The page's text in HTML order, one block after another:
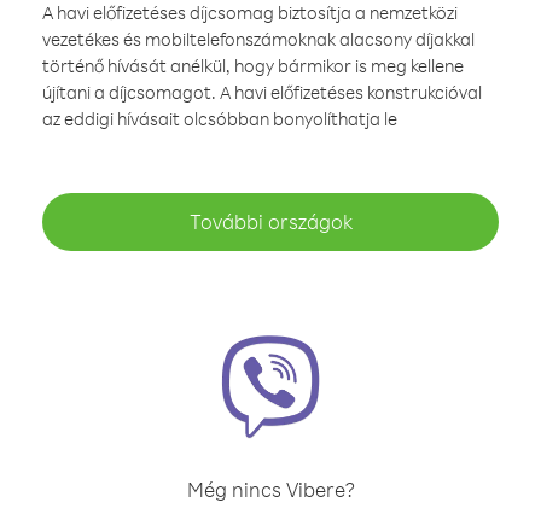
A havi előfizetéses díjcsomag biztosítja a nemzetközi
vezetékes és mobiltelefonszámoknak alacsony díjakkal
történő hívását anélkül, hogy bármikor is meg kellene
újítani a díjcsomagot. A havi előfizetéses konstrukcióval
az eddigi hívásait olcsóbban bonyolíthatja le
További országok
Még nincs Vibere?